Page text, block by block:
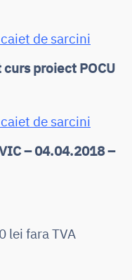
de sarcini
proiect POCU
de sarcini
– 04.04.2018 –
lei fara TVA